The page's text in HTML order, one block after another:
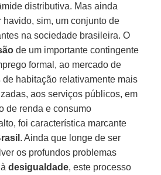
distributiva. Mas ainda
havido, sim, um conjunto de
na sociedade brasileira. O
de um importante contingente
formal, ao mercado de
habitação relativamente mais
aos serviços públicos, em
de renda e consumo
foi característica marcante
. Ainda que longe de ser
os profundos problemas
àdesigualdade, este processo